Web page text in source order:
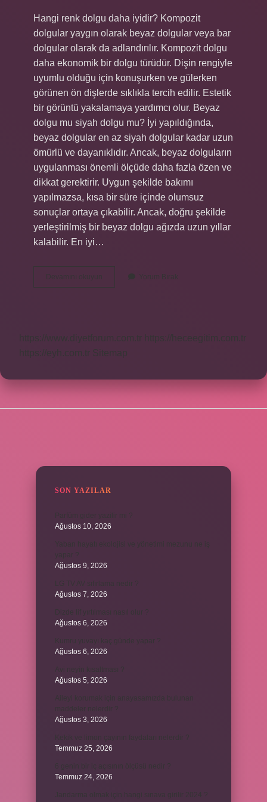
Hangi renk dolgu daha iyidir? Kompozit
dolgular yaygın olarak beyaz dolgular veya bar
dolgular olarak da adlandırılır. Kompozit dolgu
daha ekonomik bir dolgu türüdür. Dişin rengiyle
uyumlu olduğu için konuşurken ve gülerken
görünen ön dişlerde sıklıkla tercih edilir. Estetik
bir görüntü yakalamaya yardımcı olur. Beyaz
dolgu mu siyah dolgu mu? İyi yapıldığında,
beyaz dolgular en az siyah dolgular kadar uzun
ömürlü ve dayanıklıdır. Ancak, beyaz dolguların
uygulanması önemli ölçüde daha fazla özen ve
dikkat gerektirir. Uygun şekilde bakımı
yapılmazsa, kısa bir süre içinde olumsuz
sonuçlar ortaya çıkabilir. Ancak, doğru şekilde
yerleştirilmiş bir beyaz dolgu ağızda uzun yıllar
kalabilir. En iyi…
Devamını okuyun
Iyi
Yorum Bırak
https://www.diyetforum.com.tr https://heceegitim.com.tr
https://eyh.com.tr Sitemap
SON YAZILAR
Parfüm gider yazilir mi ?
Ağustos 10, 2026
Yaban hayatı ekolojisi ve yönetimi mezunu ne iş
yapar ?
Ağustos 9, 2026
Ağustos 7, 2026
Ağustos 6, 2026
Kumru yuvayı kaç günde yapar ?
Ağustos 6, 2026
Ağustos 5, 2026
Aileyi korumak için anayasamızda bulunan
Ağustos 3, 2026
Temmuz 25, 2026
Temmuz 24, 2026